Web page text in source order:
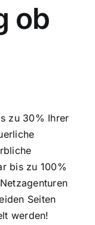
ob
zu 30% Ihrer
bis zu 100%
Seiten
werden!